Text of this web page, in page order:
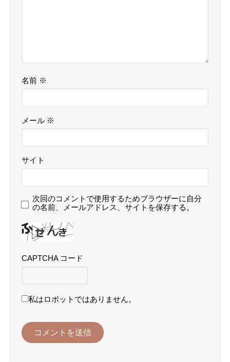
名前 ※
メール ※
サイト
次回のコメントで使用するためブラウザーに自分
の名前、メールアドレス、サイトを保存する。
CAPTCHA コード
私はロボットではありません。